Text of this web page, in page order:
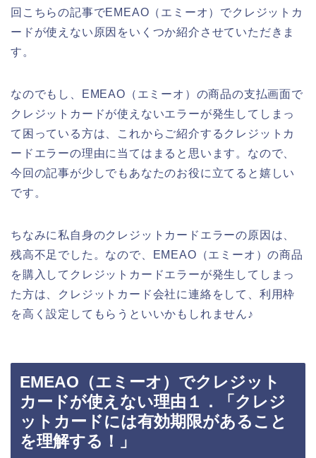
回こちらの記事でEMEAO（エミーオ）でクレジットカ
ードが使えない原因をいくつか紹介させていただきま
す。
なのでもし、EMEAO（エミーオ）の商品の支払画面で
クレジットカードが使えないエラーが発生してしまっ
て困っている方は、これからご紹介するクレジットカ
ードエラーの理由に当てはまると思います。なので、
今回の記事が少しでもあなたのお役に立てると嬉しい
です。
ちなみに私自身のクレジットカードエラーの原因は、
残高不足でした。なので、EMEAO（エミーオ）の商品
を購入してクレジットカードエラーが発生してしまっ
た方は、クレジットカード会社に連絡をして、利用枠
を高く設定してもらうといいかもしれません♪
EMEAO（エミーオ）でクレジット
カードが使えない理由１．「クレジ
ットカードには有効期限があること
を理解する！」